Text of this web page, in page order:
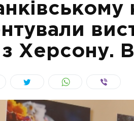
Херсону.